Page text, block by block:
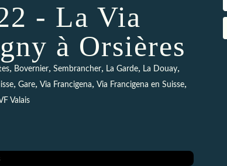
- La Via
à Orsières
, Bovernier, Sembrancher, La Garde, La Douay,
, Gare, Via Francigena, Via Francigena en Suisse,
Valais